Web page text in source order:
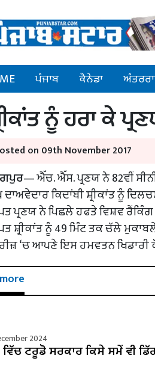
ਪੰਜਾਬ ਕੈਨੇਡਾ
ਨੂੰ ਹਰਾ ਕੇ
on 09th November 2017
— ਐੱਚ. ਐੱਸ. ਪ੍ਰਣਯ ਨੇ 82ਵੀਂ
ਕਿਦਾਂਬੀ ਸ਼੍ਰੀਕਾਂਤ ਨੂੰ
ਪ੍ਰਣਯ ਨੇ ਪਿਛਲੇ ਹਫਤੇ ਵਿਸ਼ਵ
ਸ਼੍ਰੀਕਾਂਤ ਨੂੰ 49 ਮਿੰਟ ਤਕ ਚੱਲੇ
‘ਚ ਆਪਣੇ ਇਸ ਹਮਵਤਨ
2024
ਟਰੂਡੋ ਸਰਕਾਰ ਕਿਸੇ ਸਮੇਂ ਵੀ